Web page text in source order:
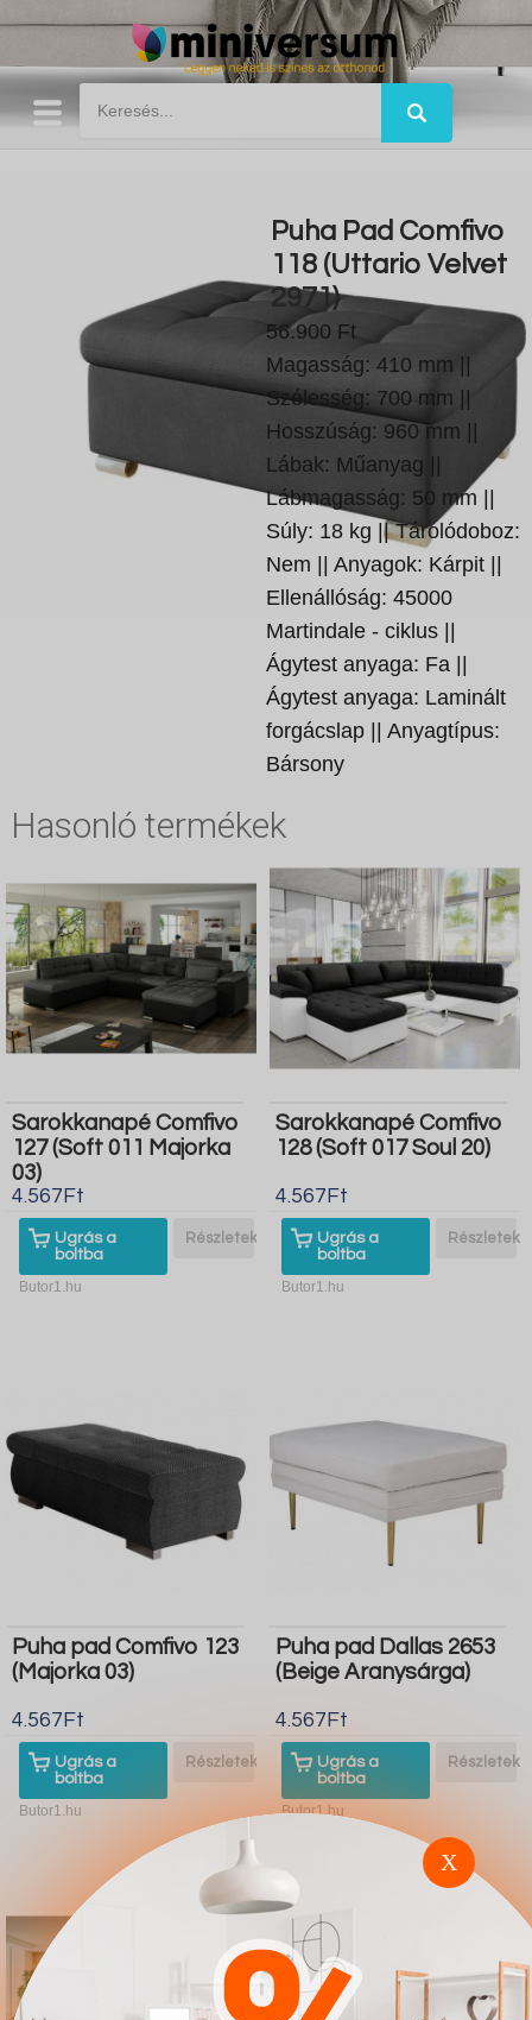
Puha Pad Comfivo
118 (Uttario Velvet
2971)
56.900 Ft
Magasság: 410 mm ||
Szélesség: 700 mm ||
Hosszúság: 960 mm ||
Lábak: Műanyag ||
Lábmagasság: 50 mm ||
Súly: 18 kg || Tárolódoboz:
Nem || Anyagok: Kárpit ||
Ellenállóság: 45000
Martindale - ciklus ||
Ágytest anyaga: Fa ||
Ágytest anyaga: Laminált
forgácslap || Anyagtípus:
Bársony
Hasonló termékek
Sarokkanapé Comfivo
127 (Soft 011 Majorka
03)
4.567Ft
Ugrás a
boltba
Részletek
Butor1.hu
Sarokkanapé Comfivo
128 (Soft 017 Soul 20)
4.567Ft
Ugrás a
boltba
Részletek
Butor1.hu
Puha pad Comfivo 123
(Majorka 03)
4.567Ft
Ugrás a
boltba
Részletek
Butor1.hu
Puha pad Dallas 2653
(Beige Aranysárga)
4.567Ft
Ugrás a
boltba
Részletek
Butor1.hu
X